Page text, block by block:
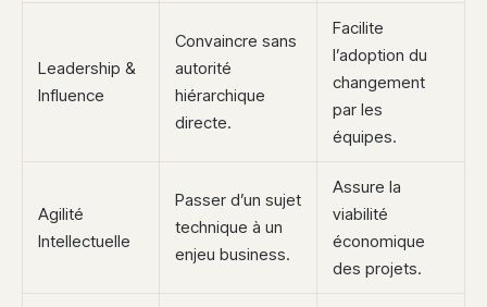
Leadership &
Influence
Convaincre sans
autorité
hiérarchique
directe.
Facilite
l’adoption du
changement
par les
équipes.
Agilité
Intellectuelle
Passer d’un sujet
technique à un
enjeu business.
Assure la
viabilité
économique
des projets.